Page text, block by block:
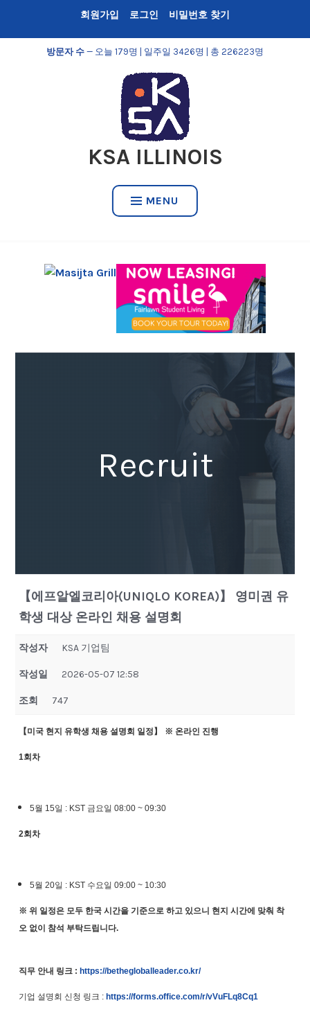
content
회원가입 로그인 비밀번호 찾기
방문자 수 — 오늘 179명 | 일주일 3426명 | 총 226223명
KSA ILLINOIS
MENU
Recruit
【에프알엘코리아(UNIQLO KOREA)】 영미권 유
학생 대상 온라인 채용 설명회
작성자 KSA 기업팀
작성일 2026-05-07 12:58
조회 747
【미국 현지 유학생 채용 설명회 일정】 ※ 온라인 진행
1회차
5월 15일 : KST 금요일 08:00 ~ 09:30
2회차
5월 20일 : KST 수요일 09:00 ~ 10:30
※ 위 일정은 모두 한국 시간을 기준으로 하고 있으니 현지 시간에 맞춰 착
오 없이 참석 부탁드립니다.
직무 안내 링크 :https://bethegloballeader.co.kr/
기업 설명회 신청 링크 :https://forms.office.com/r/vVuFLq8Cq1